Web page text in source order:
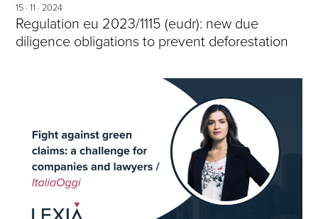
15 · 11 · 2024
Regulation eu 2023/1115 (eudr): new due
diligence obligations to prevent deforestation